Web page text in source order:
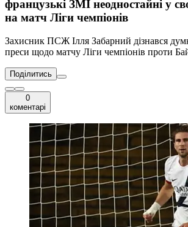
французькі ЗМІ неодностайні у
на матч Ліги чемпіонів
Захисник ПСЖ Ілля Забарний дізнався
преси щодо матчу Ліги чемпіонів проти
Поділитись
0
коментарі